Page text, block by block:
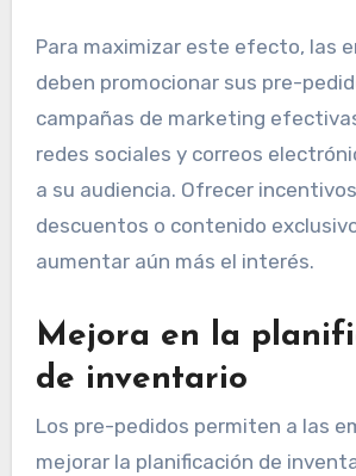
Para maximizar este efecto, las
deben promocionar sus pre-
campañas de marketing
redes sociales y correos
a su audiencia. Ofrecer
descuentos o contenido
aumentar aún más el interés.
Mejora en la
de inventario
Los pre-pedidos permiten a las
mejorar la planificación de